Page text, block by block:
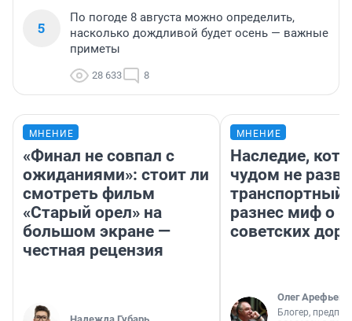
5
По погоде 8 августа можно определить,
насколько дождливой будет осень — важные
приметы
28 633 8
МНЕНИЕ
«Финал не совпал с
ожиданиями»: стоит ли
смотреть фильм
«Старый орел» на
большом экране —
честная рецензия
МНЕНИЕ
Наследие,
чудом не
транспортный
разнес миф о
советских
Олег Арефьев
Блогер,